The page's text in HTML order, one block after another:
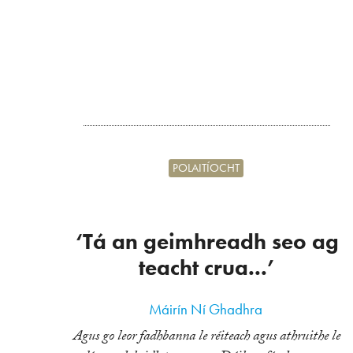
‘Tá an geimhreadh seo ag
teacht crua...’
POLAITÍOCHT
Máirín Ní Ghadhra
Agus go leor fadhbanna le réiteach agus athruithe le